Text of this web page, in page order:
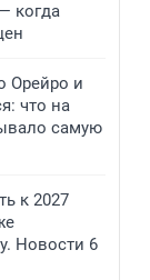
когда
Орейро и
что на
самую
к 2027
Новости 6